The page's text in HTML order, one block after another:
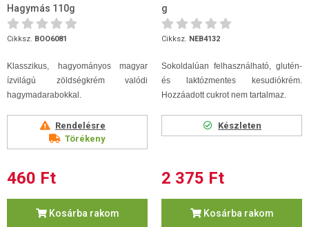
Hagymás 110g
Cikksz. BOO6081
Klasszikus, hagyományos magyar
ízvilágú zöldségkrém valódi
hagymadarabokkal.
Rendelésre
Törékeny
460 Ft
Kosárba rakom
g
Cikksz. NEB4132
Sokoldalúan felhasználható, glutén-
és laktózmentes kesudiókrém.
Hozzáadott cukrot nem tartalmaz.
Készleten
2 375 Ft
Kosárba rakom